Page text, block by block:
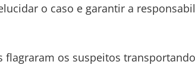
o caso e garantir a
flagraram os suspeitos